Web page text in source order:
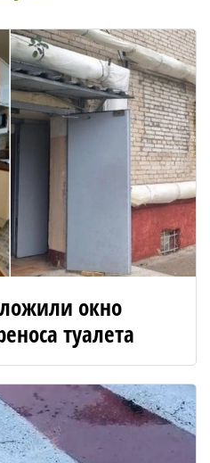
окно
туалета